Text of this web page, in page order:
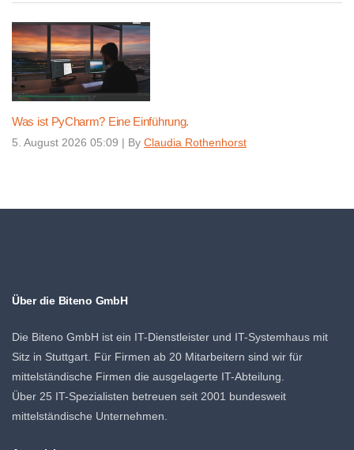
Was ist PyCharm? Eine Einführung.
5. August 2026 05:09 | By Claudia Rothenhorst
Über die Biteno GmbH
Die Biteno GmbH ist ein IT-Dienstleister und IT-Systemhaus mit
Sitz in Stuttgart. Für Firmen ab 20 Mitarbeitern sind wir für
mittelständische Firmen die ausgelagerte IT-Abteilung.
Über 25 IT-Spezialisten betreuen seit 2001 bundesweit
mittelständische Unternehmen.